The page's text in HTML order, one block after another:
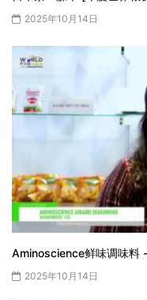
2025年10月14日
Aminoscience鲜味调味料
2025年10月14日